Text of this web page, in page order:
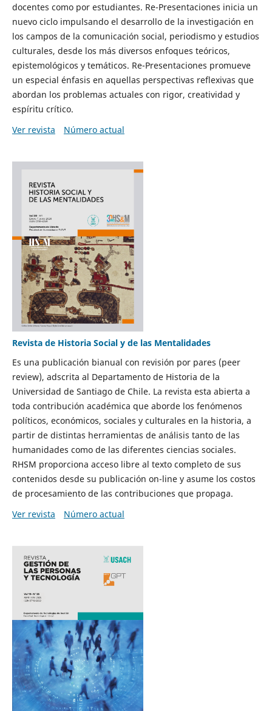
docentes como por estudiantes. Re-Presentaciones inicia un
nuevo ciclo impulsando el desarrollo de la investigación en
los campos de la comunicación social, periodismo y estudios
culturales, desde los más diversos enfoques teóricos,
epistemológicos y temáticos. Re-Presentaciones promueve
un especial énfasis en aquellas perspectivas reflexivas que
abordan los problemas actuales con rigor, creatividad y
espíritu crítico.
Ver revista
Número actual
Revista de Historia Social y de las Mentalidades
Es una publicación bianual con revisión por pares (peer
review), adscrita al Departamento de Historia de la
Universidad de Santiago de Chile. La revista esta abierta a
toda contribución académica que aborde los fenómenos
políticos, económicos, sociales y culturales en la historia, a
partir de distintas herramientas de análisis tanto de las
humanidades como de las diferentes ciencias sociales.
RHSM proporciona acceso libre al texto completo de sus
contenidos desde su publicación on-line y asume los costos
de procesamiento de las contribuciones que propaga.
Ver revista
Número actual